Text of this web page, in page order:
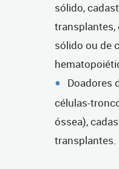
sólido,
transplantes,
sólido ou de
Doadores
células-
óssea),
transplantes.